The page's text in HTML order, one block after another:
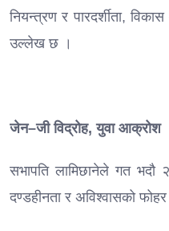
नियन्त्रण र पारदर्शीता,
उल्लेख छ ।
जेन–जी विद्रोह, युवा आक्रोश
सभापति लामिछानेले गत भदौ
दण्डहीनता र अविश्वासको